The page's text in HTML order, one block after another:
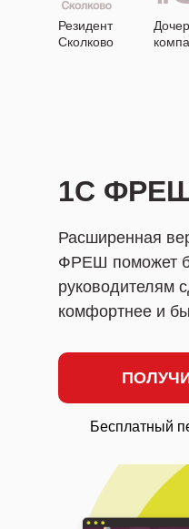
Резидент
Сколково
1С
Бесплатный
Расширенная
ФРЕШ поможет
руководителям
комфортнее и